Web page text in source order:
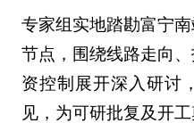
专家组实地踏勘富宁
节点，围绕线路走向
资控制展开深入研讨
见，为可研批复及开工